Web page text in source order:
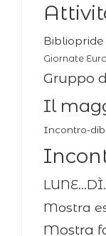
Bibliopride
Giornate
Gruppo
Il
Incontro-
Mostra
Mostra